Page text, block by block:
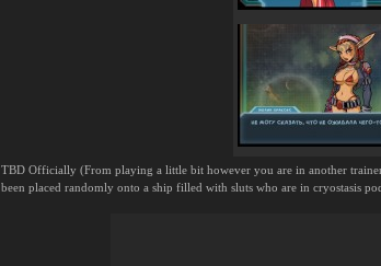
TBD Officially (From playing a little bit however you are in another
been placed randomly onto a ship filled with sluts who are in cryostasis